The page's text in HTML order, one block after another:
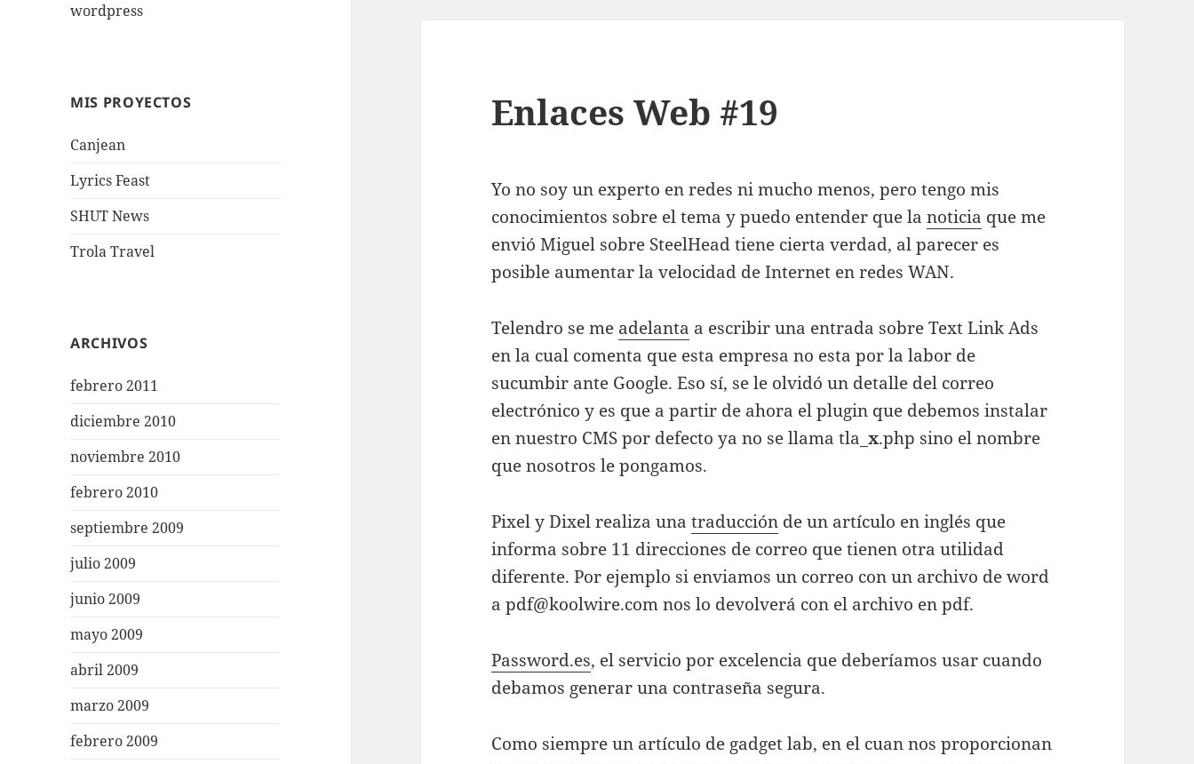
wordpress
MIS PROYECTOS
Canjean
Lyrics Feast
SHUT News
Trola Travel
ARCHIVOS
febrero 2011
diciembre 2010
noviembre 2010
febrero 2010
septiembre 2009
julio 2009
junio 2009
mayo 2009
abril 2009
marzo 2009
febrero 2009
Enlaces Web #19
Yo no soy un experto en redes ni mucho menos, pero tengo mis
conocimientos sobre el tema y puedo entender que lanoticia que me
envió Miguel sobre SteelHead tiene cierta verdad, al parecer es
posible aumentar la velocidad de Internet en redes WAN.
Telendro se me adelanta a escribir una entrada sobre Text Link Ads
en la cual comenta que esta empresa no esta por la labor de
sucumbir ante Google. Eso sí, se le olvidó un detalle del correo
electrónico y es que a partir de ahora el plugin que debemos instalar
en nuestro CMS por defecto ya no se llama tla_x.php sino el nombre
que nosotros le pongamos.
Pixel y Dixel realiza unatraducción de un artículo en inglés que
informa sobre 11 direcciones de correo que tienen otra utilidad
diferente. Por ejemplo si enviamos un correo con un archivo de word
apdf@koolwire.comnos lo devolverá con el archivo en pdf.
Password.es, el servicio por excelencia que deberíamos usar cuando
debamos generar una contraseña segura.
Como siempre un artículo de gadget lab, en el cuan nos proporcionan